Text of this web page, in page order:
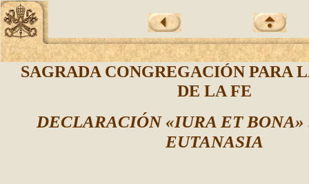
SAGRADA CONGREGACIÓN PARA
DE LA FE
DECLARACIÓN «IURA ET BONA»
EUTANASIA